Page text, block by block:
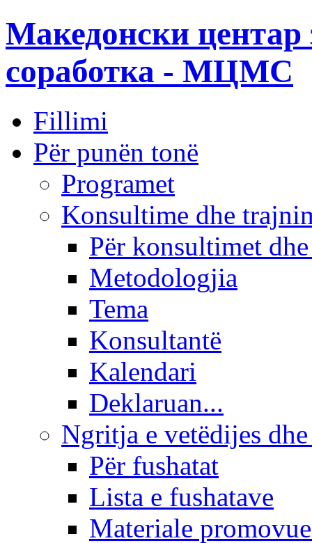
Македонски центар
соработка - МЦМС
Fillimi
Për punën tonë
Programet
Konsultime dhe
Për konsultimet
Metodologjia
Tema
Konsultantë
Kalendari
Deklaruan...
Ngritja e vetëdijes
Për fushatat
Lista e fushatave
Materiale